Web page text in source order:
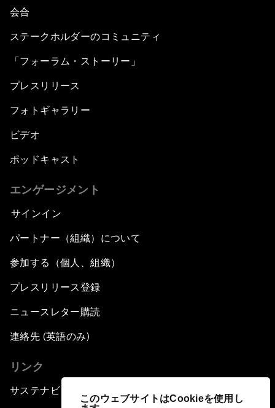
このウェブサイトはCookieを使用し
会合
ステークホルダーのコミュニティ
「フォーラム・ストーリー」
プレスリリース
フォトギャラリー
ビデオ
ポッドキャスト
エンゲージメント
サインイン
パートナー（組織）について
参加する（個人、組織）
プレスリリース登録
ニュースレター購読
連絡先 (英語のみ)
リンク
サステナビリティへの取り組み